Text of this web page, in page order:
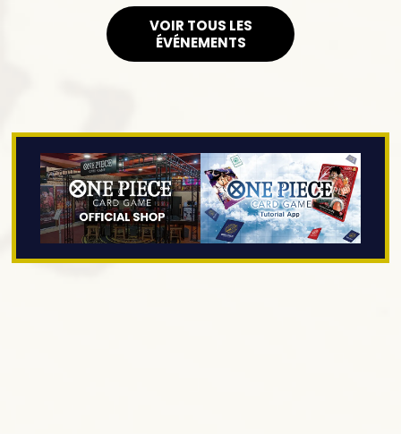
VOIR TOUS LES
ÉVÉNEMENTS